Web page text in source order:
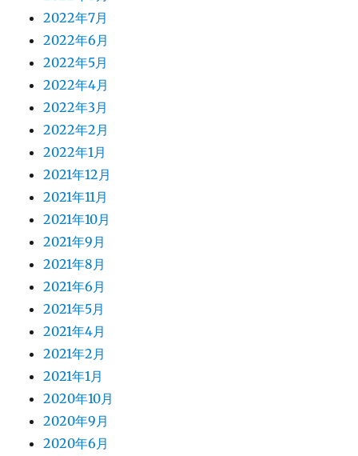
2022年7月
2022年6月
2022年5月
2022年4月
2022年3月
2022年2月
2022年1月
2021年12月
2021年11月
2021年10月
2021年9月
2021年8月
2021年6月
2021年5月
2021年4月
2021年2月
2021年1月
2020年10月
2020年9月
2020年6月